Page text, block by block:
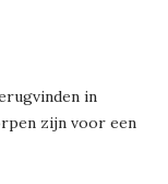
in
zijn voor een